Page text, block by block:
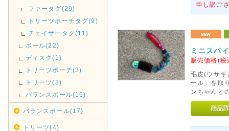
ファータグ(29)
トリーツポーチタグ(9)
チェイサータグ(11)
ボール(22)
ディスク(1)
トリーツポーチ(3)
トリーツ(3)
バランスボール(16)
バランスボール(17)
トリーツ(4)
申し訳ご
ミニスパ
販売価格(
毛皮(ウサギ
ール」を取
ンちゃんと